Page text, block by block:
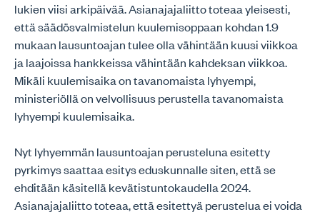
lukien viisi arkipäivää. Asianajajaliitto toteaa yleisesti,
että säädösvalmistelun kuulemisoppaan kohdan 1.9
mukaan lausuntoajan tulee olla vähintään kuusi viikkoa
ja laajoissa hankkeissa vähintään kahdeksan viikkoa.
Mikäli kuulemisaika on tavanomaista lyhyempi,
ministeriöllä on velvollisuus perustella tavanomaista
lyhyempi kuulemisaika.
Nyt lyhyemmän lausuntoajan perusteluna esitetty
pyrkimys saattaa esitys eduskunnalle siten, että se
ehditään käsitellä kevätistuntokaudella 2024.
Asianajajaliitto toteaa, että esitettyä perustelua ei voida